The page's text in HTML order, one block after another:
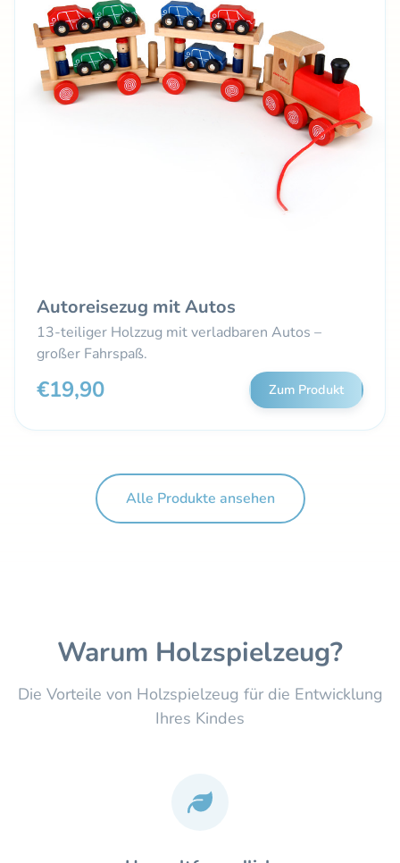
Autoreisezug mit Autos
13-teiliger Holzzug mit verladbaren Autos –
großer Fahrspaß.
€19,90 Zum Produkt
Alle Produkte ansehen
Warum Holzspielzeug?
Die Vorteile von Holzspielzeug für die Entwicklung
Ihres Kindes